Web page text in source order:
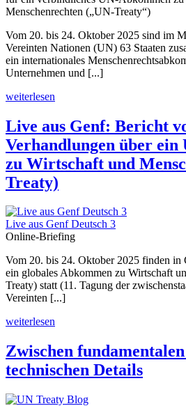
Menschenrechten („UN-Treaty“)
Vom 20. bis 24. Oktober 2025 sind im
Vereinten Nationen (UN) 63 Staaten
ein internationales
Unternehmen und [...]
weiterlesen
Live aus Genf: Bericht
Verhandlungen über ein
zu Wirtschaft und
Treaty)
Live aus Genf Deutsch 3
Online-Briefing
Vom 20. bis 24. Oktober 2025 finden in
ein globales Abkommen zu Wirtschaft
Treaty) statt (11. Tagung der
Vereinten [...]
weiterlesen
Zwischen
technischen Details